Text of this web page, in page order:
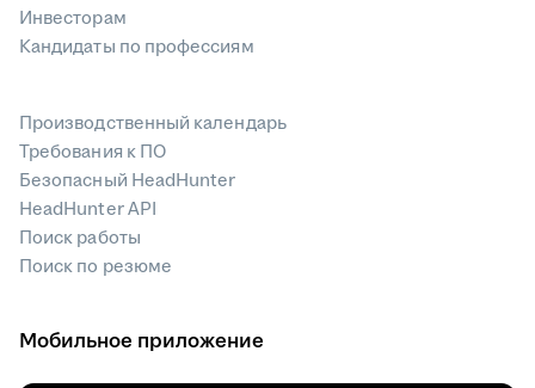
Инвесторам
Кандидаты по профессиям
Производственный календарь
Требования к ПО
Безопасный HeadHunter
HeadHunter API
Поиск работы
Поиск по резюме
Мобильное приложение